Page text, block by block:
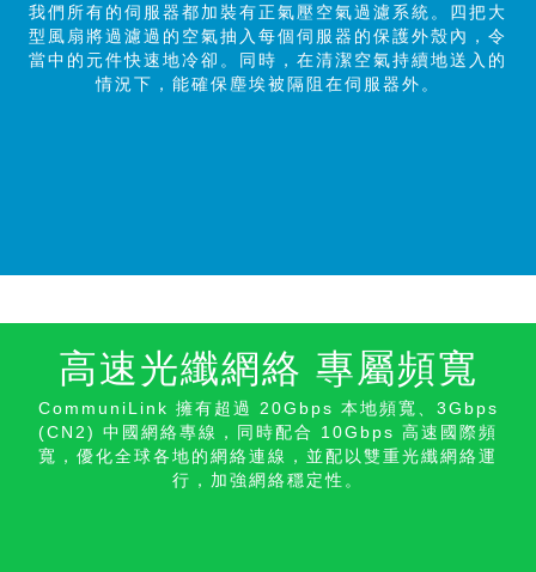
我們所有的伺服器都加裝有正氣壓空氣過濾系統。四把大
型風扇將過濾過的空氣抽入每個伺服器的保護外殼內，令
當中的元件快速地冷卻。同時，在清潔空氣持續地送入的
情況下，能確保塵埃被隔阻在伺服器外。
高速光纖網絡 專屬頻寬
CommuniLink 擁有超過 20Gbps 本地頻寬、3Gbps
(CN2) 中國網絡專線，同時配合 10Gbps 高速國際頻
寬，優化全球各地的網絡連線，並配以雙重光纖網絡運
行，加強網絡穩定性。